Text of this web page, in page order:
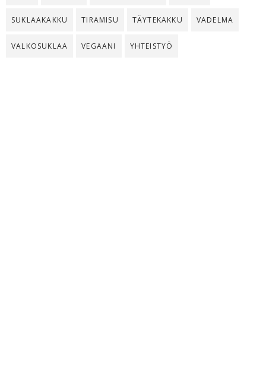
SUKLAAKAKKU TIRAMISU TÄYTEKAKKU VADELMA
VALKOSUKLAA VEGAANI YHTEISTYÖ